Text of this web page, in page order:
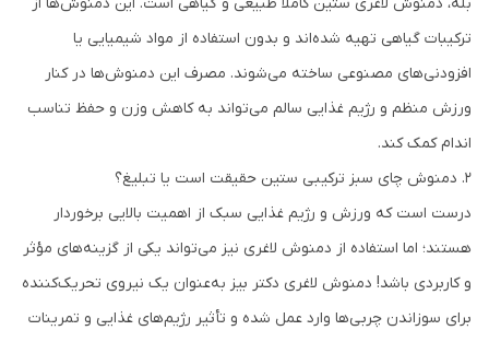
ترکیبات گیاهی تهیه شده‌اند و بدون استفاده از مواد شیمیایی یا
افزودنی‌های مصنوعی ساخته می‌شوند. مصرف این دمنوش‌ها در کنار
ورزش منظم و رژیم غذایی سالم می‌تواند به کاهش وزن و حفظ تناسب
اندام کمک کند.
۲. دمنوش چای سبز ترکیبی ستین حقیقت است یا تبلیغ؟
درست است که ورزش و رژیم غذایی سبک از اهمیت بالایی برخوردار
هستند؛ اما استفاده از دمنوش لاغری نیز می‌تواند یکی از گزینه‌های مؤثر
و کاربردی باشد! دمنوش لاغری دکتر بیز به‌عنوان یک نیروی تحریک‌کننده
برای سوزاندن چربی‌ها وارد عمل شده و تأثیر رژیم‌های غذایی و تمرینات